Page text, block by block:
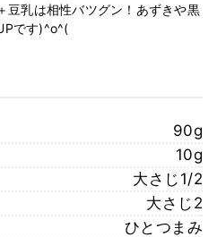
豆乳は相性バツグン！あずきや黒
です)^o^(
90g
10g
大さじ1/2
大さじ2
ひとつまみ